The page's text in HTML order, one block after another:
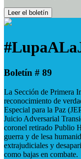
Leer el boletín
Boletín # 89
La Sección de Primera
reconocimiento de
Especial para la Paz
Juicio Adversarial
coronel retirado Publio
guerra y de lesa
extrajudiciales y
como bajas en combate.